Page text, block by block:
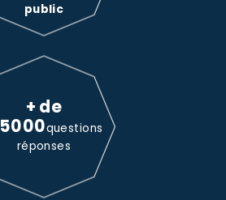
public
+ de
5000questions
réponses